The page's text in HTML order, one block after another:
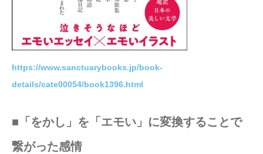
https://www.sanctuarybooks.jp/book-
details/cate00054/book1396.html
■「をかし」を「エモい」に変換することで
繋がった感情